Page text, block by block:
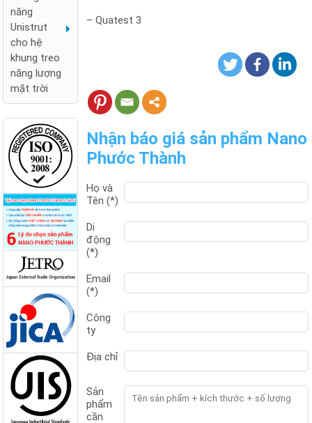
– Quatest 3
Nhận báo giá sản phẩm Nano
Phước Thành
Họ và
Tên (*)
Di
động
(*)
Email
(*)
Công
ty
Địa chỉ
Sản
phẩm
cần
năng
Unistrut
cho hệ
khung treo
năng lượng
mặt trời
Hộp nối ống
ren RSC 3
ngã
Kim thu sét
cổ điển
Nano Phước
Thành